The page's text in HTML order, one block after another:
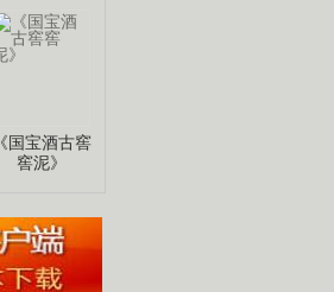
《国宝酒古窖
窖泥》